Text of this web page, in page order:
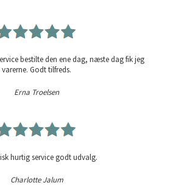
bestilte den ene dag, næste dag fik jeg
varerne. Godt tilfreds.
Erna Troelsen
hurtig service godt udvalg.
Charlotte Jalum